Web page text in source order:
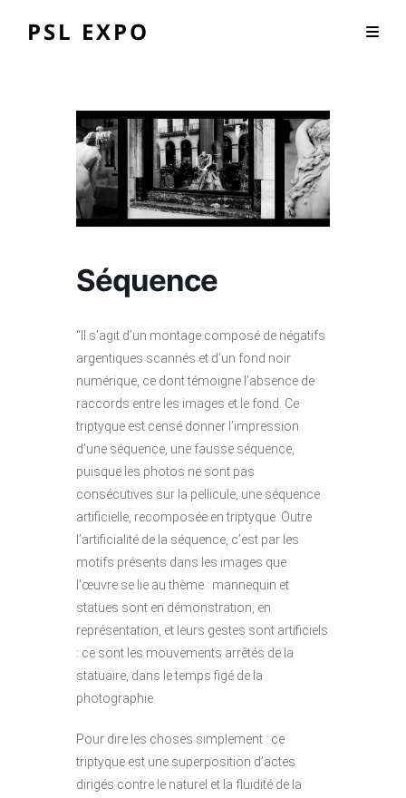
PSL EXPO
Séquence
“Il s’agit d’un montage composé de négatifs
argentiques scannés et d’un fond noir
numérique, ce dont témoigne l’absence de
raccords entre les images et le fond. Ce
triptyque est censé donner l’impression
d’une séquence, une fausse séquence,
puisque les photos ne sont pas
consécutives sur la pellicule, une séquence
artificielle, recomposée en triptyque. Outre
l’artificialité de la séquence, c’est par les
motifs présents dans les images que
l’œuvre se lie au thème : mannequin et
statues sont en démonstration, en
représentation, et leurs gestes sont artificiels
: ce sont les mouvements arrêtés de la
statuaire, dans le temps figé de la
photographie.
Pour dire les choses simplement : ce
triptyque est une superposition d’actes
dirigés contre le naturel et la fluidité de la